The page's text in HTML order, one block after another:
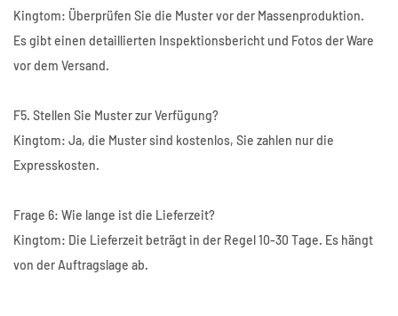
Kingtom: Überprüfen Sie die Muster vor der Massenproduktion.
Es gibt einen detaillierten Inspektionsbericht und Fotos der Ware
vor dem Versand.
F5. Stellen Sie Muster zur Verfügung?
Kingtom: Ja, die Muster sind kostenlos, Sie zahlen nur die
Expresskosten.
Frage 6: Wie lange ist die Lieferzeit?
Kingtom: Die Lieferzeit beträgt in der Regel 10-30 Tage. Es hängt
von der Auftragslage ab.